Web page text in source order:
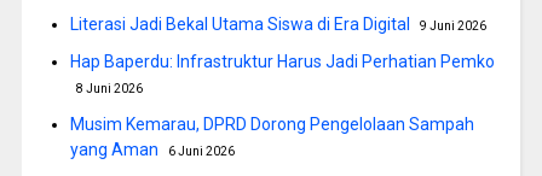
Literasi Jadi Bekal Utama Siswa di Era Digital 9 Juni 2026
Hap Baperdu: Infrastruktur Harus Jadi Perhatian Pemko
8 Juni 2026
Musim Kemarau, DPRD Dorong Pengelolaan Sampah
yang Aman
6 Juni 2026